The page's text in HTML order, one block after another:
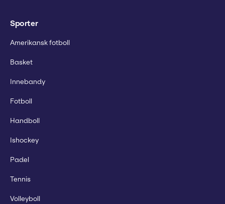
Sporter
Amerikansk fotboll
Basket
Innebandy
Fotboll
Handboll
Ishockey
Padel
Tennis
Volleyboll